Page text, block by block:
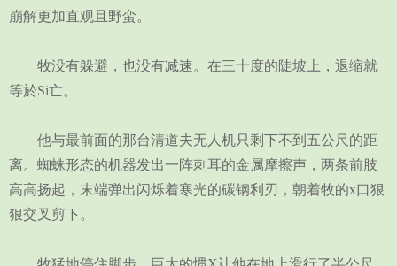
崩解更加直观且野蛮。
牧没有躲避，也没有减速。在三十度的陡坡上，退缩就
等於Si亡。
他与最前面的那台清道夫无人机只剩下不到五公尺的距
离。蜘蛛形态的机器发出一阵刺耳的金属摩擦声，两条前肢
高高扬起，末端弹出闪烁着寒光的碳钢利刃，朝着牧的x口狠
狠交叉剪下。